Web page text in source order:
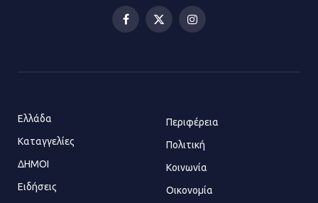
Πολυχώρο ΙΡΙΣ
21.07.2026 | 14:01
Πώς έγινε η επίθεση στους δύο
«Φρένο» στα ηλεκτρικά πατίνια:
Τέλος η οδήγησή τους από
Facebook
X
Instagram
Ελλάδα
Καταγγελίες
ΔΗΜΟΙ
Ειδήσεις
Περιφέρεια
Πολιτική
Κοινωνία
Οικονομία